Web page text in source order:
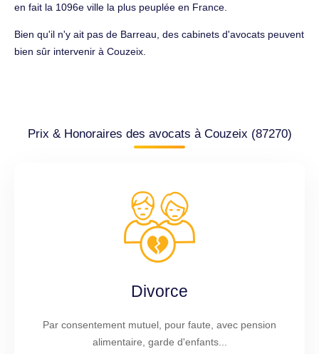
en fait la 1096e ville la plus peuplée en France.
Bien qu'il n'y ait pas de Barreau, des cabinets d'avocats peuvent
bien sûr intervenir à Couzeix.
Prix & Honoraires des avocats à Couzeix (87270)
Divorce
Par consentement mutuel, pour faute, avec pension
alimentaire, garde d'enfants...